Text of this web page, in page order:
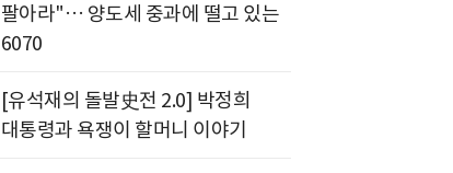
팔아라"… 양도세 중과에 떨고 있는
6070
[유석재의 돌발史전 2.0] 박정희
대통령과 욕쟁이 할머니 이야기